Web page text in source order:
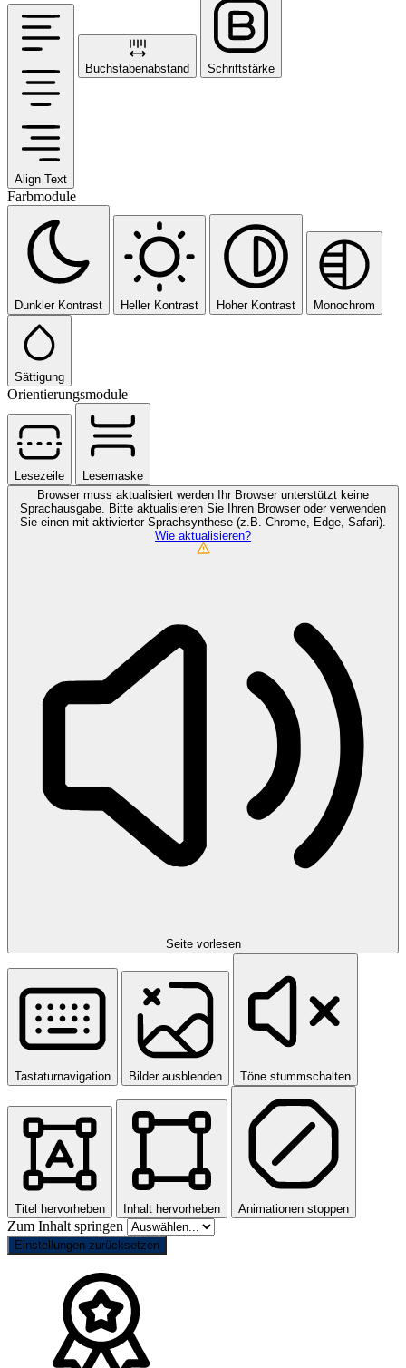
Align Text
Buchstabenabstand Schriftstärke
Farbmodule
Dunkler Kontrast Heller Kontrast Hoher Kontrast Monochrom
Sättigung
Orientierungsmodule
Lesezeile
Lesemaske
Browser muss aktualisiert werden Ihr Browser unterstützt keine
Sprachausgabe. Bitte aktualisieren Sie Ihren Browser oder verwenden
Sie einen mit aktivierter Sprachsynthese (z.B. Chrome, Edge, Safari).
Wie aktualisieren?
Seite vorlesen
Tastaturnavigation Bilder ausblenden Töne stummschalten
Titel hervorheben Inhalt hervorheben Animationen stoppen
Zum Inhalt springen
Einstellungen zurücksetzen